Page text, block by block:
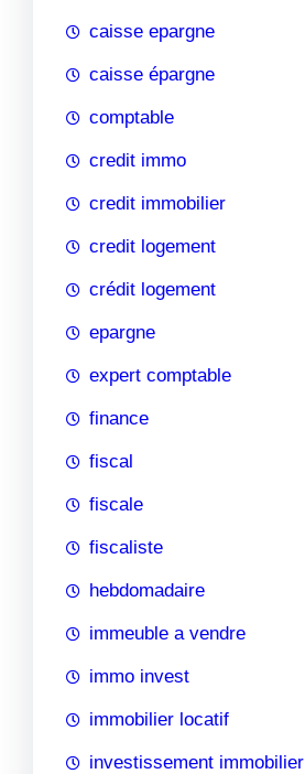
caisse epargne
caisse épargne
comptable
credit immo
credit immobilier
credit logement
crédit logement
epargne
expert comptable
finance
fiscal
fiscale
fiscaliste
hebdomadaire
immeuble a vendre
immo invest
immobilier locatif
investissement immobilier